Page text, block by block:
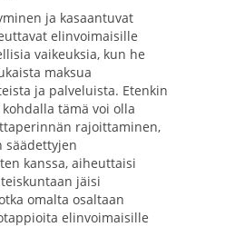
ja kasaantuvat
elinvoimaisille
vaikeuksia, kun he
maksua
ja palveluista. Etenkin
tämä voi olla
rajoittaminen,
säädettyjen
kanssa, aiheuttaisi
jäisi
omalta osaltaan
elinvoimaisille